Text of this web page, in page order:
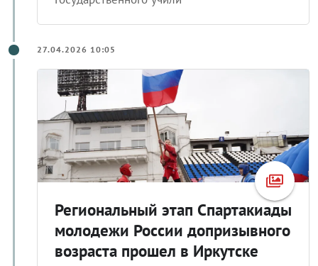
27.04.2026 10:05
Региональный этап Спартакиады
молодежи России допризывного
возраста прошел в Иркутске